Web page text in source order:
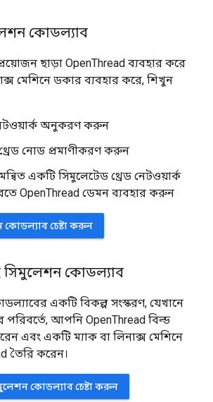
কোডল্যাব
ছাড়া OpenThread ব্যবহার করে
মেশিনে ডকার ব্যবহার করে, শিখুন
অনুকরণ করুন
নোড প্রমাণীকরণ করুন
একটি সিমুলেটেড থ্রেড নেটওয়ার্ক
OpenThread ডেমন ব্যবহার করুন
চেষ্টা করুন
সিমুলেশন কোডল্যাব
একটি বিকল্প সংস্করণ, যেখানে
আপনি OpenThread বিল্ড
এবং একটি ম্যাক বা লিনাক্স মেশিনে
তৈরি করেন।
কোডল্যাব চেষ্টা করুন